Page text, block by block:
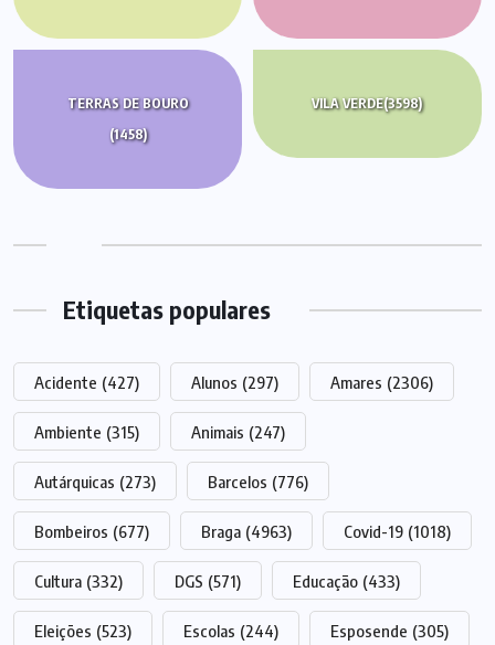
TERRAS DE BOURO
(1458)
VILA VERDE(3598)
Etiquetas populares
Acidente (427) Alunos (297) Amares (2306)
Ambiente (315) Animais (247)
Autárquicas (273) Barcelos (776)
Bombeiros (677) Braga (4963) Covid-19 (1018)
Cultura (332) DGS (571) Educação (433)
Eleições (523) Escolas (244) Esposende (305)